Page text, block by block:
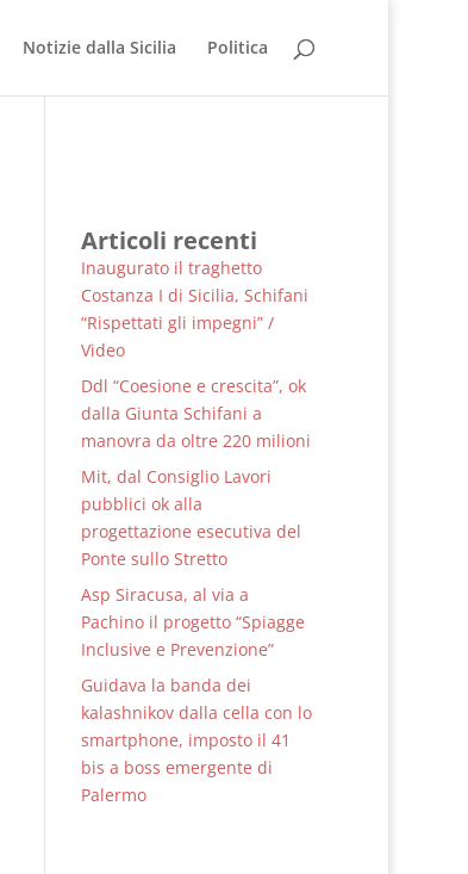
Notizie dalla Sicilia Politica
Articoli recenti
Inaugurato il traghetto
Costanza I di Sicilia, Schifani
“Rispettati gli impegni” /
Video
Ddl “Coesione e crescita”, ok
dalla Giunta Schifani a
manovra da oltre 220 milioni
Mit, dal Consiglio Lavori
pubblici ok alla
progettazione esecutiva del
Ponte sullo Stretto
Asp Siracusa, al via a
Pachino il progetto “Spiagge
Inclusive e Prevenzione”
Guidava la banda dei
kalashnikov dalla cella con lo
smartphone, imposto il 41
bis a boss emergente di
Palermo